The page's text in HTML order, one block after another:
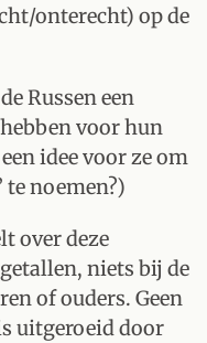
onterecht) op de
Russen een
voor hun
idee voor ze om
te noemen?)
over deze
niets bij de
of ouders. Geen
uitgeroeid door